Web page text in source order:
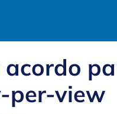
per-view